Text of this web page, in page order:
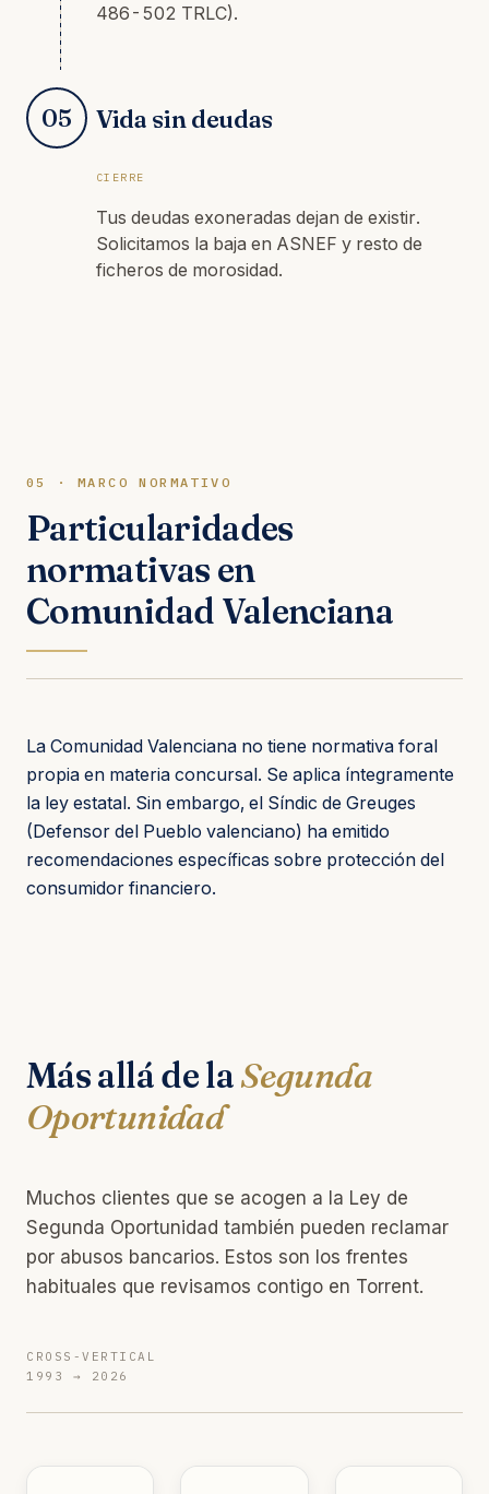
486-502 TRLC).
05 Vida sin deudas
CIERRE
Tus deudas exoneradas dejan de existir.
Solicitamos la baja en ASNEF y resto de
ficheros de morosidad.
05 · MARCO NORMATIVO
Particularidades
normativas en
Comunidad Valenciana
La Comunidad Valenciana no tiene normativa foral
propia en materia concursal. Se aplica íntegramente
la ley estatal. Sin embargo, el Síndic de Greuges
(Defensor del Pueblo valenciano) ha emitido
recomendaciones específicas sobre protección del
consumidor financiero.
Más allá de laSegunda
Oportunidad
Muchos clientes que se acogen a la Ley de
Segunda Oportunidad también pueden reclamar
por abusos bancarios. Estos son los frentes
habituales que revisamos contigo en Torrent.
CROSS-VERTICAL
1993 → 2026